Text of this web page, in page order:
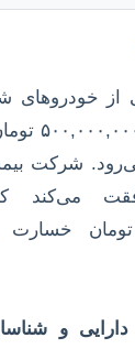
از خودروهای
ارزش
شرکت
می‌کند
تومان
و